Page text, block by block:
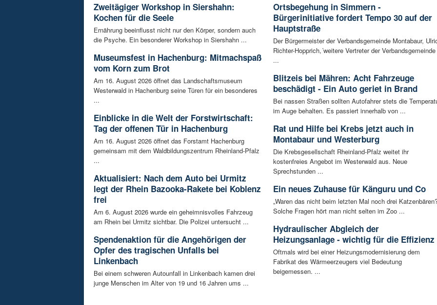
Zweitägiger Workshop in Siershahn:
Kochen für die Seele
Ernährung beeinflusst nicht nur den Körper, sondern auch
die Psyche. Ein besonderer Workshop in Siershahn ...
Museumsfest in Hachenburg: Mitmachspaß
vom Korn zum Brot
Am 16. August 2026 öffnet das Landschaftsmuseum
Westerwald in Hachenburg seine Türen für ein besonderes
...
Einblicke in die Welt der Forstwirtschaft:
Tag der offenen Tür in Hachenburg
Am 16. August 2026 öffnet das Forstamt Hachenburg
gemeinsam mit dem Waldbildungszentrum Rheinland-Pfalz
...
Aktualisiert: Nach dem Auto bei Urmitz
legt der Rhein Bazooka-Rakete bei Koblenz
frei
Am 6. August 2026 wurde ein geheimnisvolles Fahrzeug
am Rhein bei Urmitz sichtbar. Die Polizei untersucht ...
Spendenaktion für die Angehörigen der
Opfer des tragischen Unfalls bei
Linkenbach
Bei einem schweren Autounfall in Linkenbach kamen drei
junge Menschen im Alter von 19 und 16 Jahren ums ...
Ortsbegehung in Simmern -
Bürgerinitiative fordert Tempo 30 auf der
Hauptstraße
Der Bürgermeister der Verbandsgemeinde Montabaur,
Richter-Hopprich,´weitere Vertreter der Verbandsgemeinde
...
Blitzeis bei Mähren: Acht Fahrzeuge
beschädigt - Ein Auto geriet in Brand
Bei nassen Straßen sollten Autofahrer stets die
im Auge behalten. Es passiert innerhalb von ...
Rat und Hilfe bei Krebs jetzt auch in
Montabaur und Westerburg
Die Krebsgesellschaft Rheinland-Pfalz weitet ihr
kostenfreies Angebot im Westerwald aus. Neue
Sprechstunden ...
Ein neues Zuhause für Känguru und Co
„Waren das nicht beim letzten Mal noch drei
Solche Fragen hört man nicht selten im Zoo ...
Hydraulischer Abgleich der
Heizungsanlage - wichtig für die Effizienz
Oftmals wird bei einer Heizungsmodernisierung dem
Fabrikat des Wärmeerzeugers viel Bedeutung
beigemessen. ...